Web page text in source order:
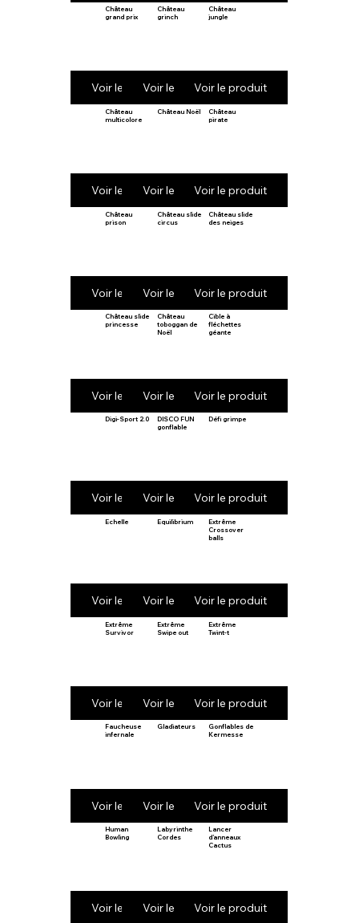
Château
grand prix
Voir le produit
Château
grinch
Voir le produit
Château
jungle
Voir le produit
Château
multicolore
Voir le produit
Château Noël
Voir le produit
Château
pirate
Voir le produit
Château
prison
Voir le produit
Château slide
circus
Voir le produit
Château slide
des neiges
Voir le produit
Château slide
princesse
Voir le produit
Château
toboggan de
Noël
Voir le produit
Cible à
fléchettes
géante
Voir le produit
Digi-Sport 2.0
Voir le produit
DISCO FUN
gonflable
Voir le produit
Défi grimpe
Voir le produit
Echelle
Voir le produit
Equilibrium
Voir le produit
Extrême
Crossover
balls
Voir le produit
Extrême
Survivor
Voir le produit
Extrême
Swipe out
Voir le produit
Extrême
Twint-t
Voir le produit
Faucheuse
infernale
Voir le produit
Gladiateurs
Voir le produit
Gonflables de
Kermesse
Voir le produit
Human
Bowling
Voir le produit
Labyrinthe
Cordes
Voir le produit
Lancer
d’anneaux
Cactus
Voir le produit